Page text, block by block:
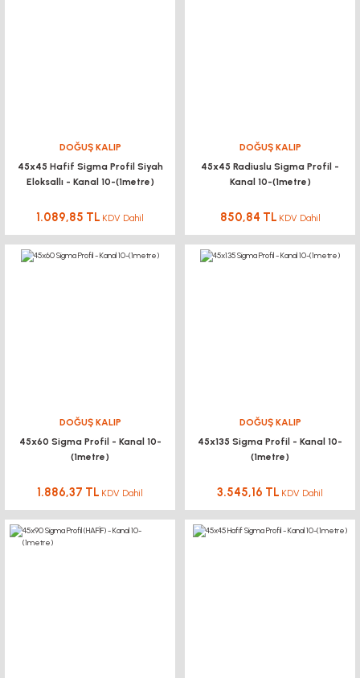
DOĞUŞ KALIP
45x45 Hafif Sigma Profil Siyah
Eloksallı - Kanal 10-(1metre)
1.089,85 TL KDV Dahil
DOĞUŞ KALIP
45x45 Radiuslu Sigma Profil -
Kanal 10-(1metre)
850,84 TL KDV Dahil
DOĞUŞ KALIP
45x60 Sigma Profil - Kanal 10-
(1metre)
1.886,37 TL KDV Dahil
DOĞUŞ KALIP
45x135 Sigma Profil - Kanal 10-
(1metre)
3.545,16 TL KDV Dahil